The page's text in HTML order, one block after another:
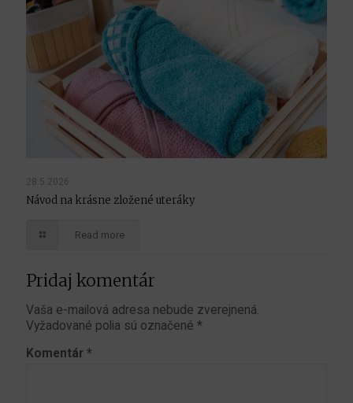
28.5.2026
Návod na krásne zložené uteráky
Read more
Pridaj komentár
Vaša e-mailová adresa nebude zverejnená.
Vyžadované polia sú označené *
Komentár *